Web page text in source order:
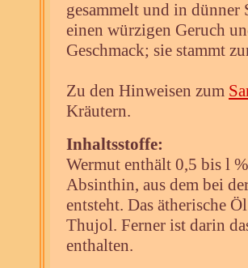
gesammelt und in
einen würzigen Geruch
Geschmack; sie stammt
Zu den Hinweisen zum
Kräutern.
Inhaltsstoffe:
Wermut enthält 0,5 bis l
Absinthin, aus dem bei
entsteht. Das ätherische
Thujol. Ferner ist darin
enthalten.